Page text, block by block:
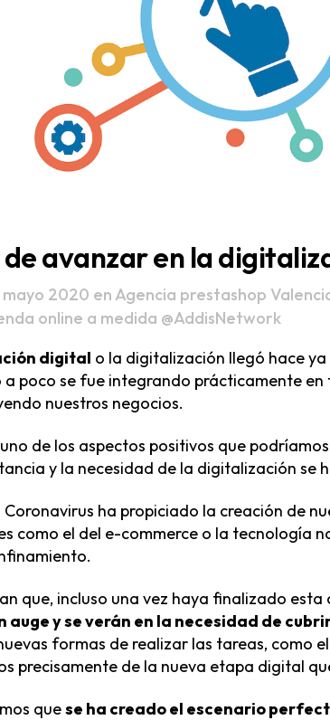
avanzar en la
mayo 2020 en Agencia prestashop
online a medida @AddisNetwork
digital o la digitalización llegó hace
a poco se fue integrando prácticamente
nuestros negocios.
uno de los aspectos positivos que
y la necesidad de la digitalización se
ha propiciado la creación de
como el del e-commerce o la tecnología
que, incluso una vez haya finalizado esta
auge y se verán en la necesidad de
formas de realizar las tareas, como
precisamente de la nueva etapa digital
quese ha creado el escenario